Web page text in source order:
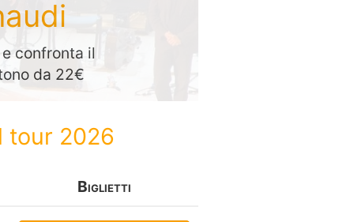
confronta il
da 22€
tour 2026
Biglietti